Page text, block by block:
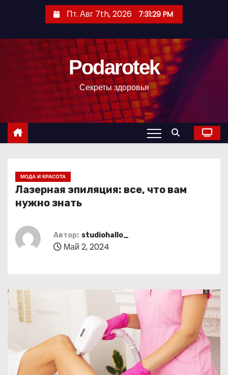
с
Пт. Авг 7th, 2026 7:31:30 PM
Podarotek
Секреты здоровья
МОДА И КРАСОТА
Лазерная эпиляция: все, что вам
нужно знать
Автор: studiohallo_
Май 2, 2024